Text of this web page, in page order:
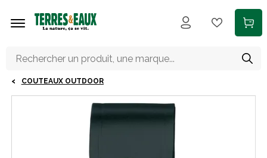
COUTEAUX OUTDOOR